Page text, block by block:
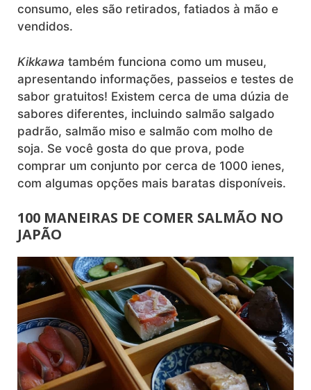
consumo, eles são retirados, fatiados à mão e
vendidos.
Kikkawa também funciona como um museu,
apresentando informações, passeios e testes de
sabor gratuitos! Existem cerca de uma dúzia de
sabores diferentes, incluindo salmão salgado
padrão, salmão miso e salmão com molho de
soja. Se você gosta do que prova, pode
comprar um conjunto por cerca de 1000 ienes,
com algumas opções mais baratas disponíveis.
100 MANEIRAS DE COMER SALMÃO NO
JAPÃO